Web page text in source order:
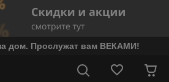
дом. Прослужат вам ВЕКАМИ!